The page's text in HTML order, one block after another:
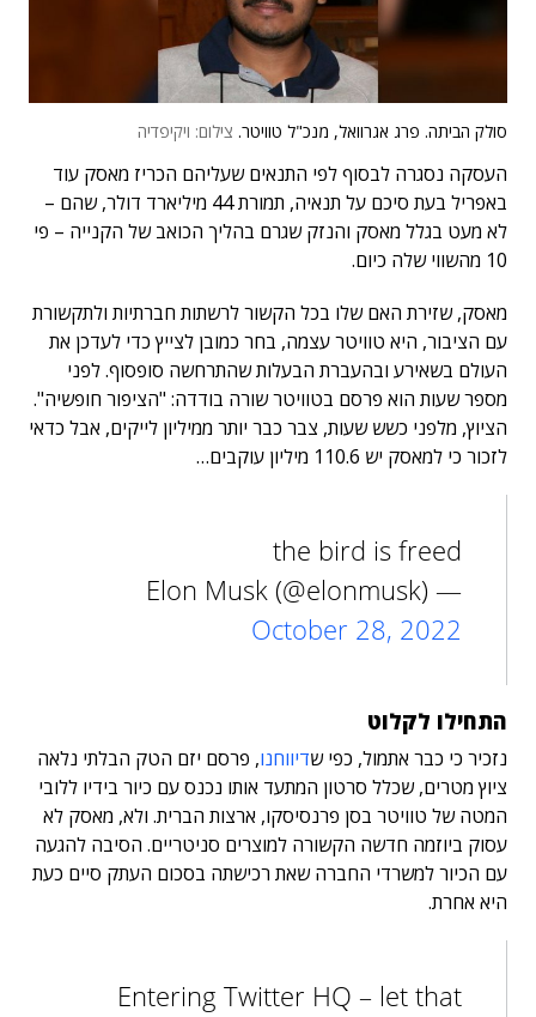
סולק הביתה. פרג אגרוואל, מנכ"ל טוויטר. צילום: ויקיפדיה
העסקה נסגרה לבסוף לפי התנאים שעליהם הכריז מאסק עוד
באפריל בעת סיכם על תנאיה, תמורת 44 מיליארד דולר, שהם –
לא מעט בגלל מאסק והנזק שגרם בהליך הכואב של הקנייה – פי
10 מהשווי שלה כיום.
מאסק, שזירת האם שלו בכל הקשור לרשתות חברתיות ולתקשורת
עם הציבור, היא טוויטר עצמה, בחר כמובן לצייץ כדי לעדכן את
העולם בשאירע ובהעברת הבעלות שהתרחשה סופסוף. לפני
מספר שעות הוא פרסם בטוויטר שורה בודדה: "הציפור חופשיה".
הציוץ, מלפני כשש שעות, צבר כבר יותר ממיליון לייקים, אבל כדאי
לזכור כי למאסק יש 110.6 מיליון עוקבים…
the bird is freed
— Elon Musk (@elonmusk)
October 28, 2022
התחילו לקלוט
נזכיר כי כבר אתמול, כפי שדיווחנו, פרסם יזם הטק הבלתי נלאה
ציוץ מטרים, שכלל סרטון המתעד אותו נכנס עם כיור בידיו ללובי
המטה של טוויטר בסן פרנסיסקו, ארצות הברית. ולא, מאסק לא
עסוק ביוזמה חדשה הקשורה למוצרים סניטריים. הסיבה להגעה
עם הכיור למשרדי החברה שאת רכישתה בסכום העתק סיים כעת
היא אחרת.
Entering Twitter HQ – let that